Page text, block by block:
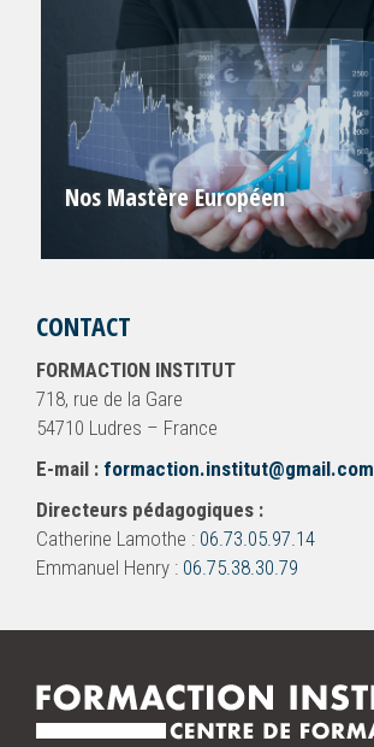
Nos Mastère Européen
CONTACT
FORMACTION INSTITUT
718, rue de la Gare
54710 Ludres – France
E-mail : formaction.institut@gmail.com
Directeurs pédagogiques :
Catherine Lamothe : 06.73.05.97.14
Emmanuel Henry : 06.75.38.30.79